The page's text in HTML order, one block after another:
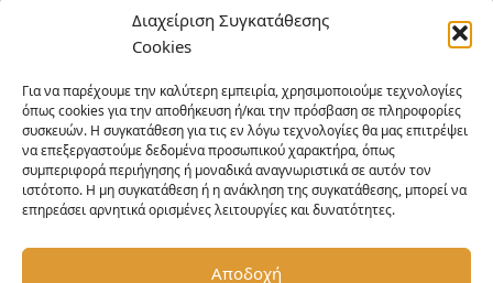
Διαχείριση Συγκατάθεσης
Cookies
Για να παρέχουμε την καλύτερη εμπειρία, χρησιμοποιούμε τεχνολογίες
όπως cookies για την αποθήκευση ή/και την πρόσβαση σε πληροφορίες
συσκευών. Η συγκατάθεση για τις εν λόγω τεχνολογίες θα μας επιτρέψει
να επεξεργαστούμε δεδομένα προσωπικού χαρακτήρα, όπως
συμπεριφορά περιήγησης ή μοναδικά αναγνωριστικά σε αυτόν τον
ιστότοπο. Η μη συγκατάθεση ή η ανάκληση της συγκατάθεσης, μπορεί να
επηρεάσει αρνητικά ορισμένες λειτουργίες και δυνατότητες.
Αποδοχή
About
News blog
Contact